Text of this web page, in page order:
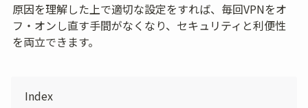
原因を理解した上で適切な設定をすれば、毎回VPNをオ
フ・オンし直す手間がなくなり、セキュリティと利便性
を両立できます。
Index